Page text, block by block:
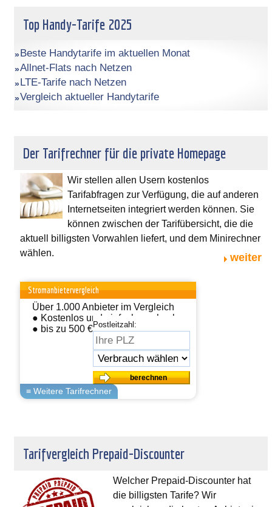
Top Handy-Tarife 2025
Beste Handytarife im aktuellen Monat
Allnet-Flats nach Netzen
LTE-Tarife nach Netzen
Vergleich aktueller Handytarife
Der Tarifrechner für die private Homepage
Wir stellen allen Usern kostenlos
Tarifabfragen zur Verfügung, die auf anderen
Internetseiten integriert werden können. Sie
können zwischen der Tarifübersicht, die die
aktuell billigsten Vorwahlen liefert, und dem Minirechner
wählen.
weiter
Stromanbietervergleich
Über 1.000 Anbieter im Vergleich
● Kostenlos und einfach wechseln
● bis zu 500 € sparen
Postleitzahl:
Tarifvergleich Prepaid-Discounter
Welcher Prepaid-Discounter hat
die billigsten Tarife? Wir